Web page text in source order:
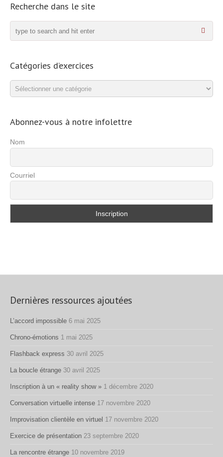
Recherche dans le site
Catégories d’exercices
Catégories
d’exercices
Abonnez-vous à notre infolettre
Nom
Courriel
Dernières ressources ajoutées
L’accord impossible 6 mai 2025
Chrono-émotions 1 mai 2025
Flashback express 30 avril 2025
La boucle étrange 30 avril 2025
Inscription à un « reality show » 1 décembre 2020
Conversation virtuelle intense 17 novembre 2020
Improvisation clientèle en virtuel 17 novembre 2020
Exercice de présentation 23 septembre 2020
La rencontre étrange 10 novembre 2019